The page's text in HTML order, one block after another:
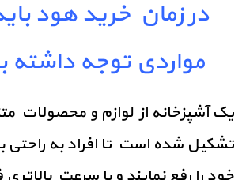
در زمان خرید هود
مواردی توجه داشته
یک آشپزخانه از لوازم و محصولات
تشکیل شده است تا افراد به راحتی